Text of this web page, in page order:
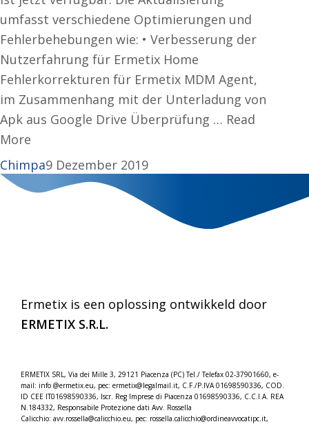
umfasst verschiedene Optimierungen und
Fehlerbehebungen wie: • Verbesserung der
Nutzerfahrung für Ermetix Home
Fehlerkorrekturen für Ermetix MDM Agent,
im Zusammenhang mit der Unterladung von
Apk aus Google Drive Überprüfung … Read
More
Chimpa9 Dezember 2019
Ermetix is een oplossing ontwikkeld door
ERMETIX S.R.L.
ERMETIX SRL, Via dei Mille 3, 29121 Piacenza (PC) Tel./Telefax 02-37901660, e-
mail: info @ermetix.eu, pec: ermetix@legalmail.it, C.F./P.IVA 01698590336, COD.
ID CEE IT01698590336, Iscr. Reg Imprese di Piacenza 01698590336, C.C.I.A. REA
N.184332, Responsabile Protezione dati Avv. Rossella
Calicchio: avv.rossella@calicchio.eu, pec: rossella.calicchio@ordineavvocatipc.it,